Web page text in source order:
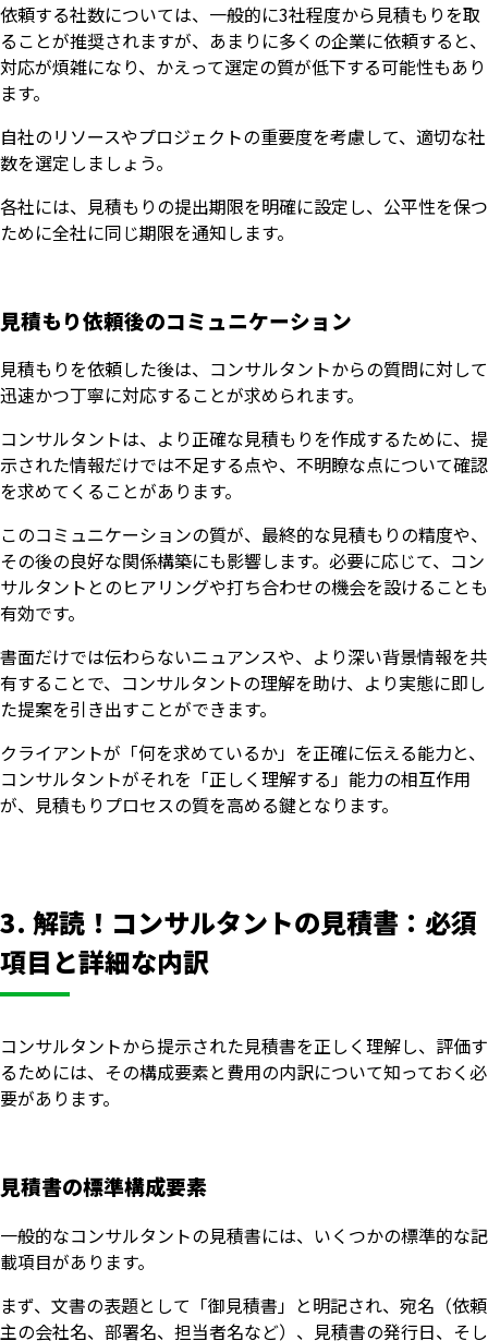
依頼する社数については、一般的に3社程度から見積もりを取
ることが推奨されますが、あまりに多くの企業に依頼すると、
対応が煩雑になり、かえって選定の質が低下する可能性もあり
ます。
自社のリソースやプロジェクトの重要度を考慮して、適切な社
数を選定しましょう。
各社には、見積もりの提出期限を明確に設定し、公平性を保つ
ために全社に同じ期限を通知します。
見積もり依頼後のコミュニケーション
見積もりを依頼した後は、コンサルタントからの質問に対して
迅速かつ丁寧に対応することが求められます。
コンサルタントは、より正確な見積もりを作成するために、提
示された情報だけでは不足する点や、不明瞭な点について確認
を求めてくることがあります。
このコミュニケーションの質が、最終的な見積もりの精度や、
その後の良好な関係構築にも影響します。必要に応じて、コン
サルタントとのヒアリングや打ち合わせの機会を設けることも
有効です。
書面だけでは伝わらないニュアンスや、より深い背景情報を共
有することで、コンサルタントの理解を助け、より実態に即し
た提案を引き出すことができます。
クライアントが「何を求めているか」を正確に伝える能力と、
コンサルタントがそれを「正しく理解する」能力の相互作用
が、見積もりプロセスの質を高める鍵となります。
3. 解読！コンサルタントの見積書：必須
項目と詳細な内訳
コンサルタントから提示された見積書を正しく理解し、評価す
るためには、その構成要素と費用の内訳について知っておく必
要があります。
見積書の標準構成要素
一般的なコンサルタントの見積書には、いくつかの標準的な記
載項目があります。
まず、文書の表題として「御見積書」と明記され、宛名（依頼
主の会社名、部署名、担当者名など）、見積書の発行日、そし